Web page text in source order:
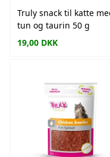
Truly snack til katte
tun og taurin 50 g
19,00 DKK